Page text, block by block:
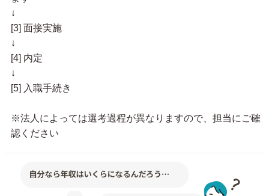
↓
[3] 面接実施
↓
[4] 内定
↓
[5] 入職手続き
※法人によっては選考過程が異なりますので、担当にご確
認ください